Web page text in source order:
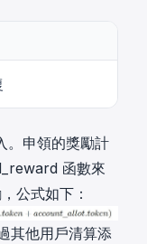
。申領的獎勵計
函數來
公式如下：
其他用戶清算添